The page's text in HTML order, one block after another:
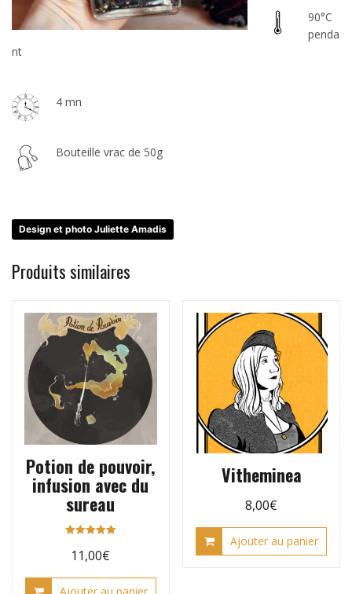
90°C
penda
nt
4 mn
Bouteille vrac de 50g
Design et photo Juliette Amadis
Produits similaires
Potion de pouvoir,
infusion avec du
sureau
5.00
sur 5
11,00€
Vitheminea
8,00€
Ajouter au panier